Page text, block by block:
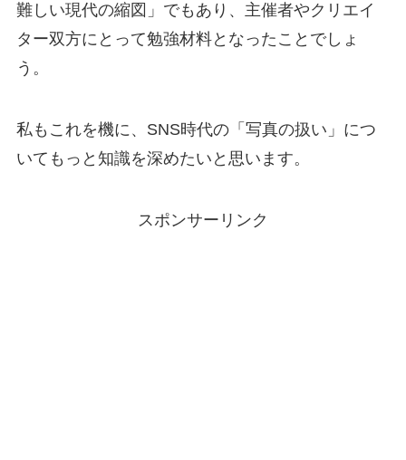
難しい現代の縮図」でもあり、主催者やクリエイ
ター双方にとって勉強材料となったことでしょ
う。
私もこれを機に、SNS時代の「写真の扱い」につ
いてもっと知識を深めたいと思います。
スポンサーリンク